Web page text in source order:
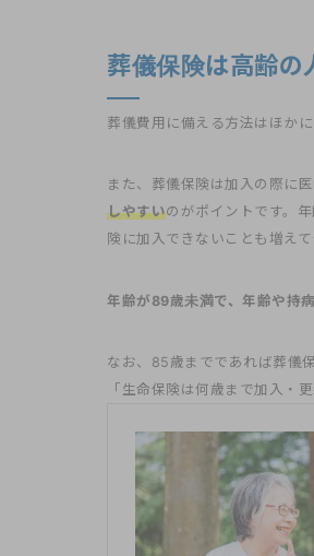
葬儀保険は高齢の
葬儀費用に備える方法はほか
また、葬儀保険は加入の際に
しやすいのがポイントです。
険に加入できないことも増えて
年齢が89歳未満で、年齢や持
なお、85歳までであれば葬儀
「生命保険は何歳まで加入・